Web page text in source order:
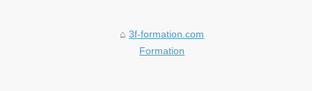
3f-formation.com
Formation